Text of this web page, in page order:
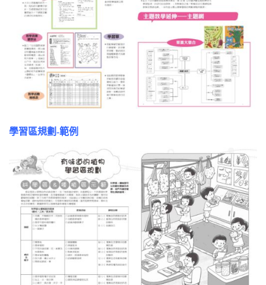
學習區規劃-範例